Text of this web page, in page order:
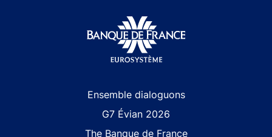
Ensemble dialoguons
G7 Évian 2026
The Banque de France